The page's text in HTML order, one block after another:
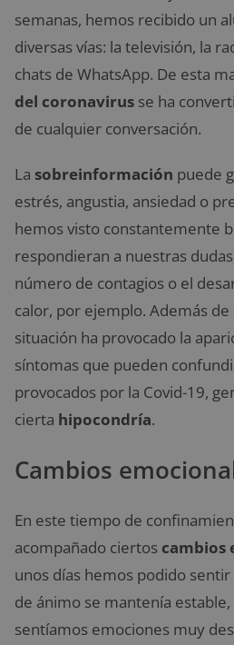
semanas, hemos recibido un
diversas vías: la televisión, la
chats de WhatsApp. De esta
del coronavirus se ha
de cualquier conversación.
La sobreinformación puede
estrés, angustia, ansiedad o
hemos visto constantemente
respondieran a nuestras
número de contagios o el
calor, por ejemplo. Además de
situación ha provocado la
síntomas que pueden
provocados por la Covid-19,
cierta hipocondría.
Cambios
En este tiempo de
acompañado ciertos cambios
unos días hemos podido
de ánimo se mantenía
sentíamos emociones muy